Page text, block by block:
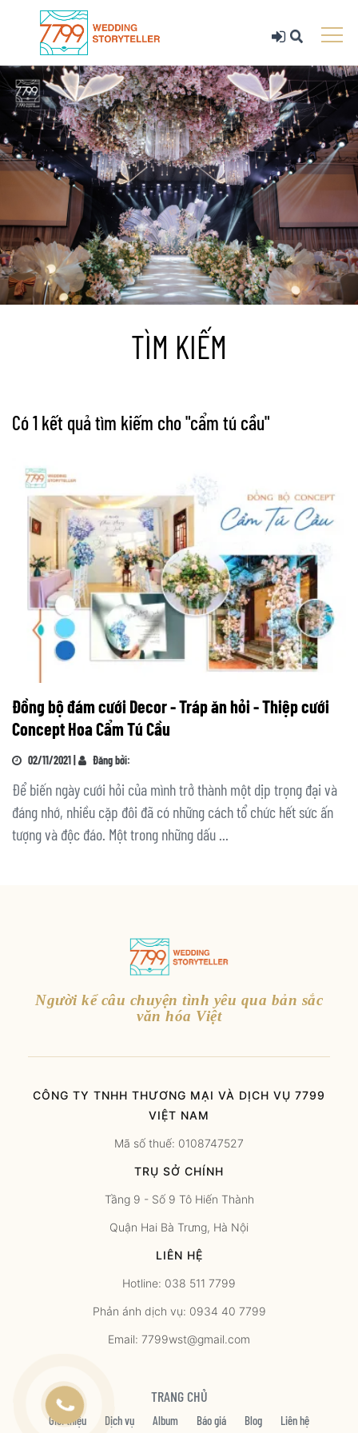
TÌM KIẾM
Có 1 kết quả tìm kiếm cho "cẩm tú cầu"
Đồng bộ đám cưới Decor - Tráp ăn hỏi - Thiệp cưới
Concept Hoa Cẩm Tú Cầu
02/11/2021 | Đăng bởi:
Để biến ngày cưới hỏi của mình trở thành một dịp trọng đại và
đáng nhớ, nhiều cặp đôi đã có những cách tổ chức hết sức ấn
tượng và độc đáo. Một trong những dấu ...
Người kể câu chuyện tình yêu qua bản sắc
văn hóa Việt
CÔNG TY TNHH THƯƠNG MẠI VÀ DỊCH VỤ 7799
VIỆT NAM
Mã số thuế: 0108747527
TRỤ SỞ CHÍNH
Tầng 9 - Số 9 Tô Hiến Thành
Quận Hai Bà Trưng, Hà Nội
LIÊN HỆ
Hotline: 038 511 7799
Phản ánh dịch vụ: 0934 40 7799
Email: 7799wst@gmail.com
TRANG CHỦ
Giới thiệu Dịch vụ Album Báo giá Blog Liên hệ